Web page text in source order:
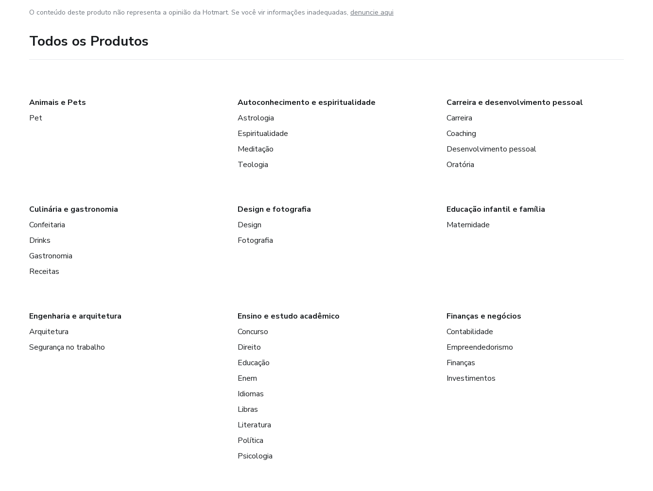
O conteúdo deste produto não representa a opinião da Hotmart. Se você vir informações inadequadas, denuncie aqui
Todos os Produtos
Animais e Pets
Pet
Autoconhecimento e espiritualidade
Astrologia
Espiritualidade
Meditação
Teologia
Carreira e desenvolvimento pessoal
Carreira
Coaching
Desenvolvimento pessoal
Oratória
Culinária e gastronomia
Confeitaria
Drinks
Gastronomia
Receitas
Design e fotografia
Design
Fotografia
Educação infantil e família
Maternidade
Engenharia e arquitetura
Arquitetura
Segurança no trabalho
Ensino e estudo acadêmico
Concurso
Direito
Educação
Enem
Idiomas
Libras
Literatura
Política
Psicologia
Finanças e negócios
Contabilidade
Empreendedorismo
Finanças
Investimentos